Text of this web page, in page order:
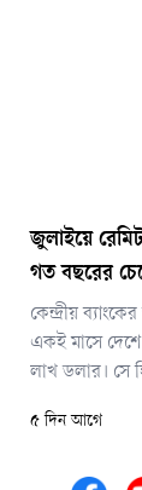
জুলাইয়ে
গত বছরের
কেন্দ্রীয়
একই মাসে
লাখ ডলার। সে
এসেছে দেশে,
৫ দিন আগে